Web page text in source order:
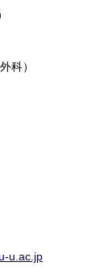
科）
u.ac.jp